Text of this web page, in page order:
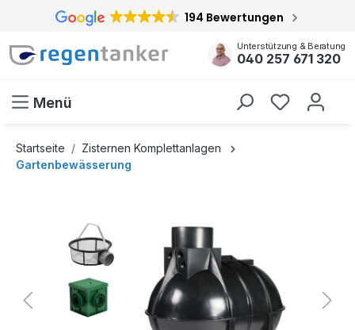
springen 194 Bewertungen
Unterstützung & Beratung
040 257 671 320
Menü
Startseite
Zisternen Komplettanlagen
Gartenbewässerung